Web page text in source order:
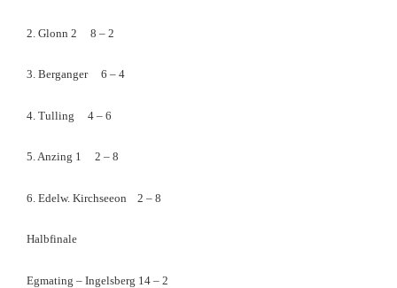
2. Glonn 2 8 – 2
3. Berganger 6 – 4
4. Tulling 4 – 6
5. Anzing 1 2 – 8
6. Edelw. Kirchseeon 2 – 8
Halbfinale
Egmating – Ingelsberg 14 – 2